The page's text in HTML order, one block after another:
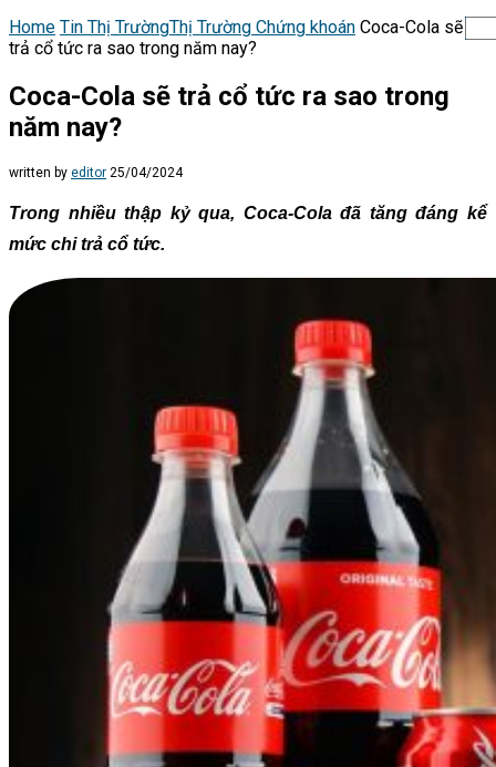
Home Tin Thị TrườngThị Trường Chứng khoán Coca-Cola sẽ
trả cổ tức ra sao trong năm nay?
Coca-Cola sẽ trả cổ tức ra sao trong
năm nay?
written by editor 25/04/2024
Trong nhiều thập kỷ qua, Coca-Cola đã tăng đáng kể
mức chi trả cổ tức.